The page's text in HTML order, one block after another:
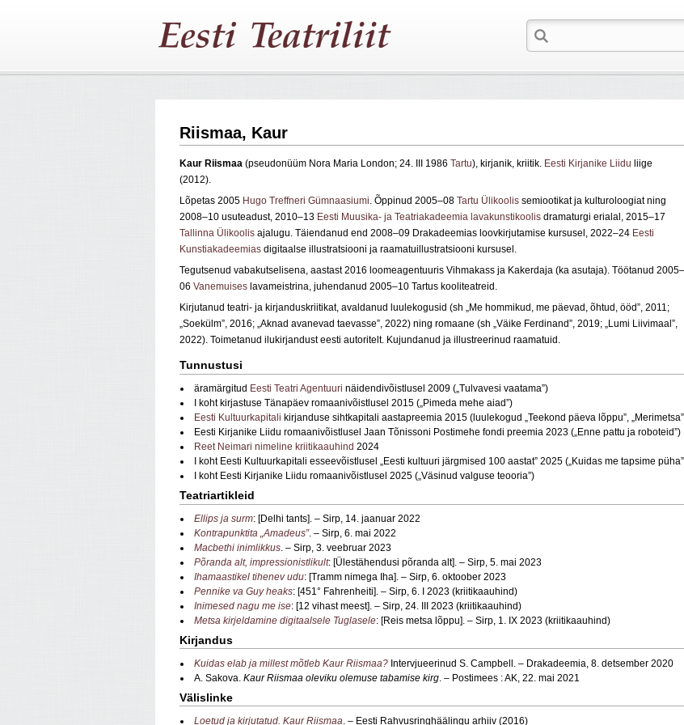
Riismaa, Kaur
Kaur Riismaa (pseudonüüm Nora Maria London; 24. III 1986 Tartu), kirjanik, kriitik. Eesti Kirjanike Liidu liige
(2012).
Lõpetas 2005 Hugo Treffneri Gümnaasiumi. Õppinud 2005–08 Tartu Ülikoolis semiootikat ja kulturoloogiat ning
2008–10 usuteadust, 2010–13 Eesti Muusika- ja Teatriakadeemia lavakunstikoolis dramaturgi erialal, 2015–17
Tallinna Ülikoolis ajalugu. Täiendanud end 2008–09 Drakadeemias loovkirjutamise kursusel, 2022–24 Eesti
Kunstiakadeemias digitaalse illustratsiooni ja raamatuillustratsiooni kursusel.
Tegutsenud vabakutselisena, aastast 2016 loomeagentuuris Vihmakass ja Kakerdaja (ka asutaja). Töötanud 2005–
06 Vanemuises lavameistrina, juhendanud 2005–10 Tartus kooliteatreid.
Kirjutanud teatri- ja kirjanduskriitikat, avaldanud luulekogusid (sh „Me hommikud, me päevad, õhtud, ööd”, 2011;
„Soekülm”, 2016; „Aknad avanevad taevasse”, 2022) ning romaane (sh „Väike Ferdinand”, 2019; „Lumi Liivimaal”,
2022). Toimetanud ilukirjandust eesti autoritelt. Kujundanud ja illustreerinud raamatuid.
Tunnustusi
äramärgitud Eesti Teatri Agentuuri näidendivõistlusel 2009 („Tulvavesi vaatama”)
I koht kirjastuse Tänapäev romaanivõistlusel 2015 („Pimeda mehe aiad”)
Eesti Kultuurkapitali kirjanduse sihtkapitali aastapreemia 2015 (luulekogud „Teekond päeva lõppu”,
Eesti Kirjanike Liidu romaanivõistlusel Jaan Tõnissoni Postimehe fondi preemia 2023 („Enne pattu ja roboteid”)
Reet Neimari nimeline kriitikaauhind 2024
I koht Eesti Kultuurkapitali esseevõistlusel „Eesti kultuuri järgmised 100 aastat” 2025 („Kuidas me tapsime
I koht Eesti Kirjanike Liidu romaanivõistlusel 2025 („Väsinud valguse teooria”)
Teatriartikleid
Ellips ja surm: [Delhi tants]. – Sirp, 14. jaanuar 2022
Kontrapunktita „Amadeus”. – Sirp, 6. mai 2022
Macbethi inimlikkus. – Sirp, 3. veebruar 2023
Põranda alt, impressionistlikult: [Ülestähendusi põranda alt]. – Sirp, 5. mai 2023
Ihamaastikel tihenev udu: [Tramm nimega Iha]. – Sirp, 6. oktoober 2023
Pennike va Guy heaks: [451° Fahrenheiti]. – Sirp, 6. I 2023 (kriitikaauhind)
Inimesed nagu me ise: [12 vihast meest]. – Sirp, 24. III 2023 (kriitikaauhind)
Metsa kirjeldamine digitaalsele Tuglasele: [Reis metsa lõppu]. – Sirp, 1. IX 2023 (kriitikaauhind)
Kirjandus
Kuidas elab ja millest mõtleb Kaur Riismaa? Intervjueerinud S. Campbell. – Drakadeemia, 8. detsember 2020
A. Sakova. Kaur Riismaa oleviku olemuse tabamise kirg. – Postimees : AK, 22. mai 2021
Välislinke
Loetud ja kirjutatud. Kaur Riismaa . – Eesti Rahvusringhäälingu arhiiv (2016)